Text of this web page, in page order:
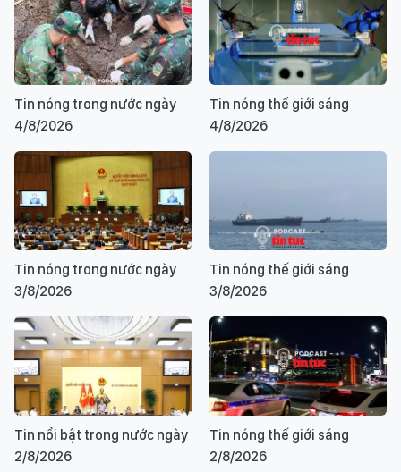
Tin nóng trong nước ngày
4/8/2026
Tin nóng thế giới sáng
4/8/2026
Tin nóng trong nước ngày
3/8/2026
Tin nóng thế giới sáng
3/8/2026
Tin nổi bật trong nước ngày
2/8/2026
Tin nóng thế giới sáng
2/8/2026